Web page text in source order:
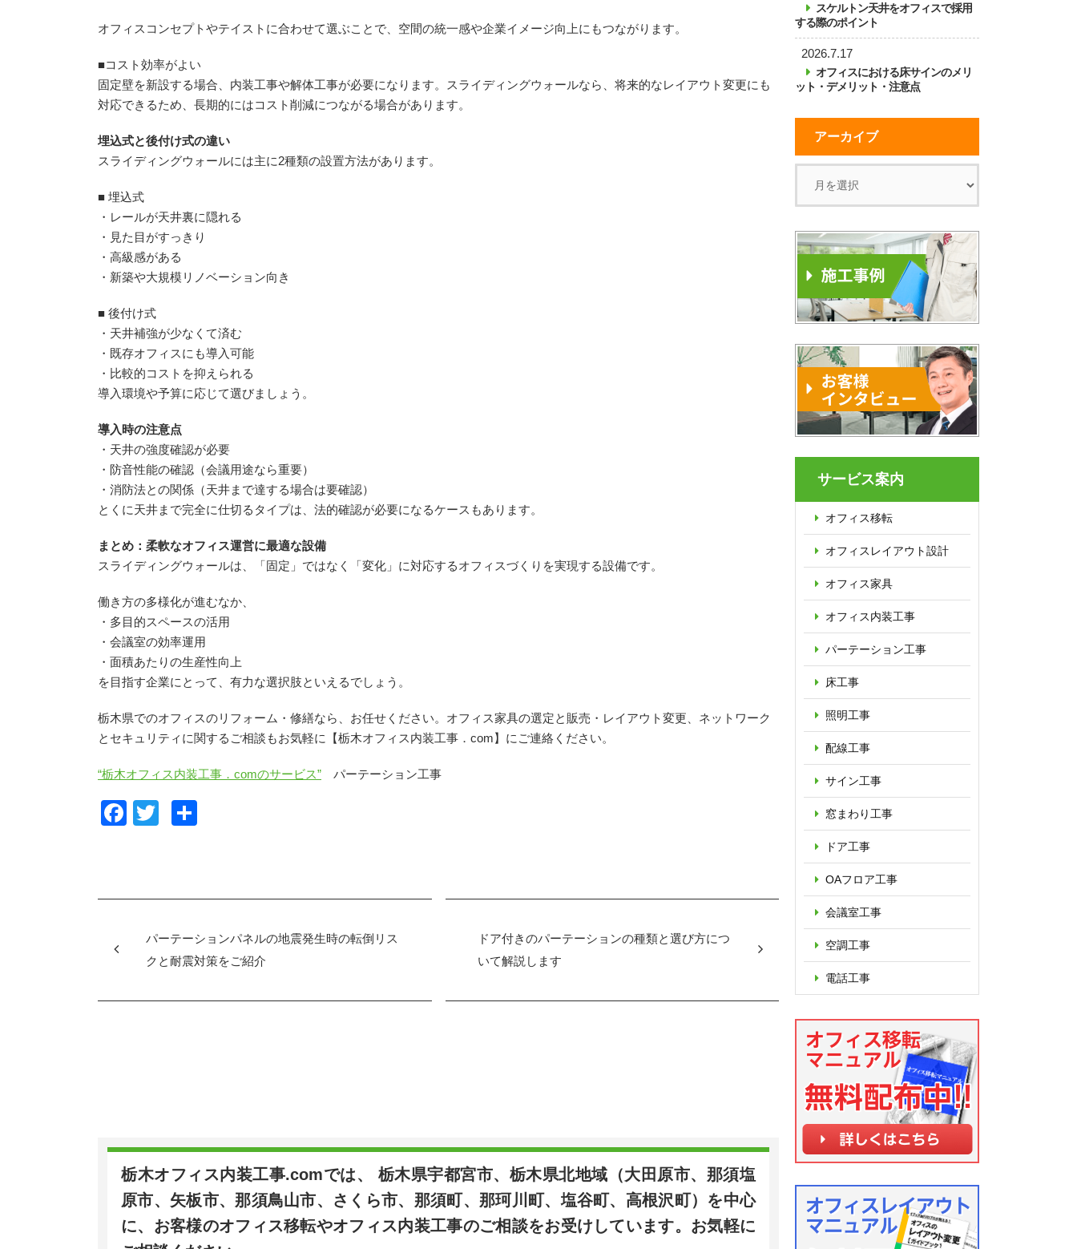
オフィスコンセプトやテイストに合わせて選ぶことで、空間の統一感や企業イメージ向上にもつながります。
■コスト効率がよい
固定壁を新設する場合、内装工事や解体工事が必要になります。スライディングウォールなら、将来的なレイアウト変更にも
対応できるため、長期的にはコスト削減につながる場合があります。
埋込式と後付け式の違い
スライディングウォールには主に2種類の設置方法があります。
■ 埋込式
・レールが天井裏に隠れる
・見た目がすっきり
・高級感がある
・新築や大規模リノベーション向き
■ 後付け式
・天井補強が少なくて済む
・既存オフィスにも導入可能
・比較的コストを抑えられる
導入環境や予算に応じて選びましょう。
導入時の注意点
・天井の強度確認が必要
・防音性能の確認（会議用途なら重要）
・消防法との関係（天井まで達する場合は要確認）
とくに天井まで完全に仕切るタイプは、法的確認が必要になるケースもあります。
まとめ：柔軟なオフィス運営に最適な設備
スライディングウォールは、「固定」ではなく「変化」に対応するオフィスづくりを実現する設備です。
働き方の多様化が進むなか、
・多目的スペースの活用
・会議室の効率運用
・面積あたりの生産性向上
を目指す企業にとって、有力な選択肢といえるでしょう。
栃木県でのオフィスのリフォーム・修繕なら、お任せください。オフィス家具の選定と販売・レイアウト変更、ネットワーク
とセキュリティに関するご相談もお気軽に【栃木オフィス内装工事．com】にご連絡ください。
“栃木オフィス内装工事．comのサービス” パーテーション工事
F
パーテーションパネルの地震発生時の転倒リス
クと耐震対策をご紹介
ドア付きのパーテーションの種類と選び方につ
いて解説します
栃木オフィス内装工事.comでは、 栃木県宇都宮市、栃木県北地域（大田原市、那須塩
原市、矢板市、那須鳥山市、さくら市、那須町、那珂川町、塩谷町、高根沢町）を中心
に、お客様のオフィス移転やオフィス内装工事のご相談をお受けしています。お気軽に
スケルトン天井をオフィスで採用
する際のポイント
2026.7.17
オフィスにおける床サインのメリ
ット・デメリット・注意点
アーカイブ
サービス案内
オフィス移転
オフィス レイアウト設計
オフィス家具
オフィス内装工事
パーテーション工事
床工事
照明工事
配線工事
サイン工事
窓まわり工事
ドア工事
OAフロア工事
会議室工事
空調工事
電話工事